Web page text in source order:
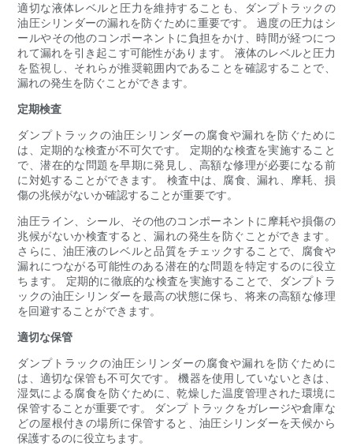
適切な液体レベルと圧力を維持することも、ダンプトラックの
油圧シリンダーの漏れを防ぐために重要です。 過度の圧力はシ
ールやその他のコンポーネントに負担をかけ、時間が経つにつ
れて漏れを引き起こす可能性があります。 液体のレベルと圧力
を監視し、それらが推奨範囲内であることを確認することで、
漏れの発生を防ぐことができます。
定期検査
ダンプトラックの油圧シリンダーの腐食や漏れを防ぐために
は、定期的な検査が不可欠です。 定期的な検査を実施すること
で、潜在的な問題を早期に発見し、高額な修理が必要になる前
に対処することができます。 検査中は、腐食、漏れ、摩耗、損
傷の兆候がないか確認することが重要です。
油圧ライン、シール、その他のコンポーネントに摩耗や損傷の
兆候がないか検査すると、漏れの発生を防ぐことができます。
さらに、油圧液のレベルと品質をチェックすることで、腐食や
漏れにつながる可能性のある潜在的な問題を特定するのに役立
ちます。 定期的に徹底的な検査を実施することで、ダンプトラ
ックの油圧シリンダーを最高の状態に保ち、将来の高額な修理
を回避することができます。
適切な保管
ダンプトラックの油圧シリンダーの腐食や漏れを防ぐために
は、適切な保管も不可欠です。 機器を使用していないときは、
湿気による腐食を防ぐために、乾燥した温度管理された環境に
保管することが重要です。 ダンプ トラックをガレージや倉庫な
どの屋根付きの場所に保管すると、油圧シリンダーを天候から
保護するのに役立ちます。